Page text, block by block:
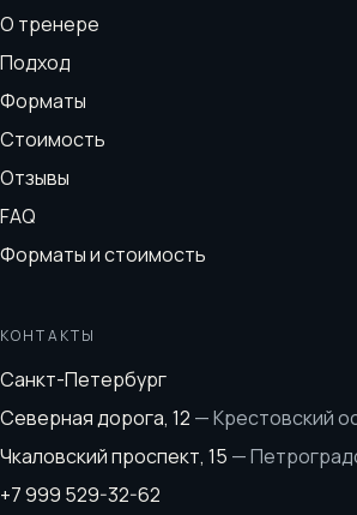
О тренере
Подход
Форматы
Стоимость
Отзывы
FAQ
Форматы и стоимость
КОНТАКТЫ
Санкт-Петербург
Северная дорога, 12 —Крестовский
Чкаловский проспект, 15 —
+7 999 529-32-62